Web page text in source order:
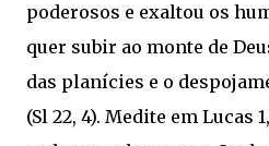
poderosos e exaltou os
quer subir ao monte de
das planícies e o
(Sl 22, 4). Medite em Lucas